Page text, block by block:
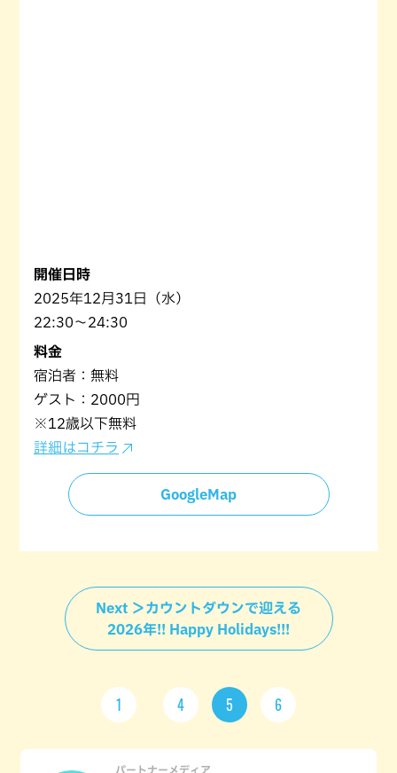
開催日時
2025年12月31日（水）
22:30～24:30
料金
宿泊者：無料
ゲスト：2000円
※12歳以下無料
詳細はコチラ
GoogleMap
Next ＞カウントダウンで迎える
2026年!! Happy Holidays!!!
1 4 5 6
パートナーメディア